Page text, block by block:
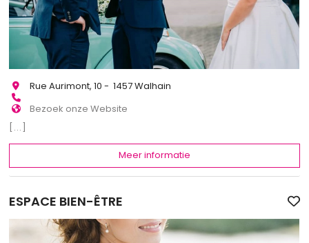
Rue Aurimont, 10 - 1457 Walhain
Bezoek onze Website
[...]
Meer informatie
ESPACE BIEN-ÊTRE